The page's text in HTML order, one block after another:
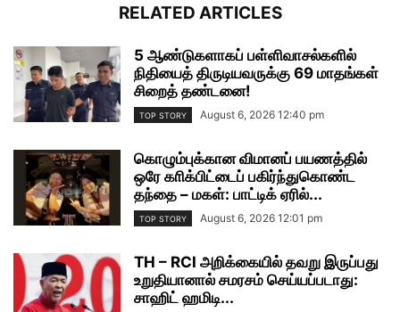
RELATED ARTICLES
5 ஆண்டுகளாகப் பள்ளிவாசல்களில்
நிதியைத் திருடியவருக்கு 69 மாதங்கள்
சிறைத் தண்டனை!
TOP STORY August 6, 2026 12:40 pm
கொழும்புக்கான விமானப் பயணத்தில்
ஒரே காிக்பிட்டைப் பகிர்ந்துகொண்ட
தந்தை – மகள்: பாட்டிக் ஏரில்...
TOP STORY August 6, 2026 12:01 pm
TH – RCI அறிக்கையில் தவறு இருப்பது
உறுதியானால் சமரசம் செய்யப்படாது:
சாஹிட் ஹமிடி...